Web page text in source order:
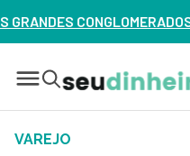
BRASIL? VEJA ERROS DE
VAREJO